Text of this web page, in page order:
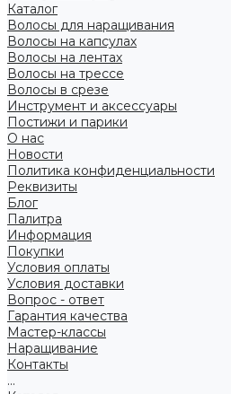
Каталог
Волосы для наращивания
Волосы на капсулах
Волосы на лентах
Волосы на трессе
Волосы в срезе
Инструмент и аксессуары
Постижи и парики
О нас
Новости
Политика конфиденциальности
Реквизиты
Блог
Палитра
Информация
Покупки
Условия оплаты
Условия доставки
Вопрос - ответ
Гарантия качества
Мастер-классы
Наращивание
Контакты
...